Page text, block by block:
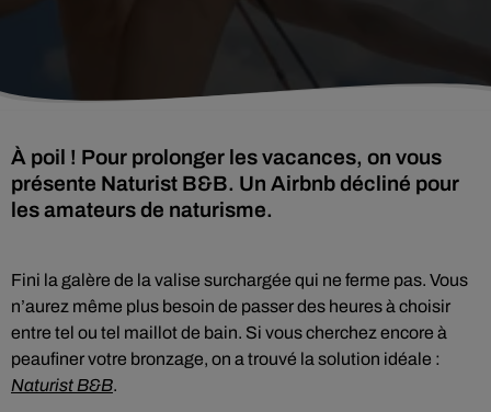
À poil ! Pour prolonger les vacances, on vous
présente Naturist B&B. Un Airbnb décliné pour
les amateurs de naturisme.
Fini la galère de la valise surchargée qui ne ferme pas. Vous
n’aurez même plus besoin de passer des heures à choisir
entre tel ou tel maillot de bain. Si vous cherchez encore à
peaufiner votre bronzage, on a trouvé la solution idéale :
Naturist B&B.